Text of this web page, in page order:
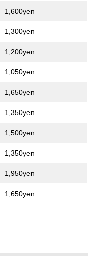
1,600yen
1,300yen
1,200yen
1,050yen
1,650yen
1,350yen
1,500yen
1,350yen
1,950yen
1,650yen